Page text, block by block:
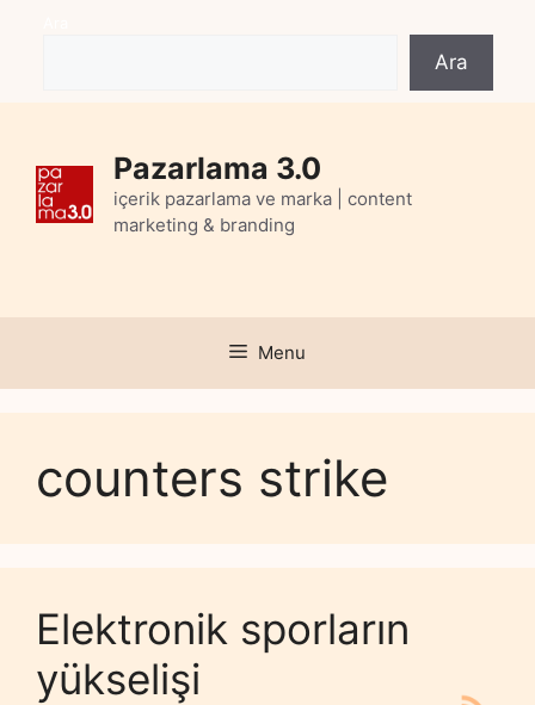
Ara
Pazarlama 3.0
içerik pazarlama ve marka | content
marketing & branding
Menu
counters strike
Elektronik sporların
yükselişi